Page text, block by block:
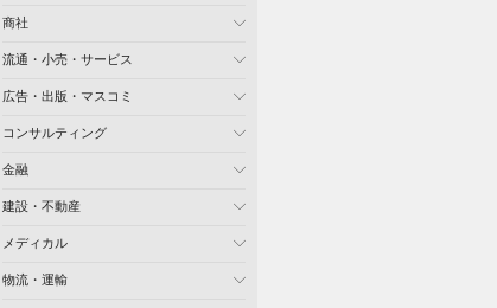
商社
流通・小売・サービス
広告・出版・マスコミ
コンサルティング
金融
建設・不動産
メディカル
物流・運輸